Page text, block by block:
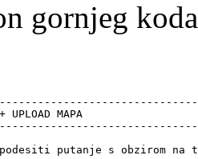
gornjeg
MAPA
putanje s obzirom